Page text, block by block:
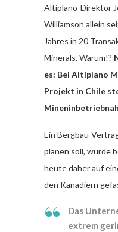
Altiplano-Direktor
Williamson allein
Jahres in 20
Minerals. Warum!?
es: Bei Altiplano
Projekt in Chile
Ein Bergbau-
planen soll, wurde
heute daher auf
den Kanadiern
Das
extrem